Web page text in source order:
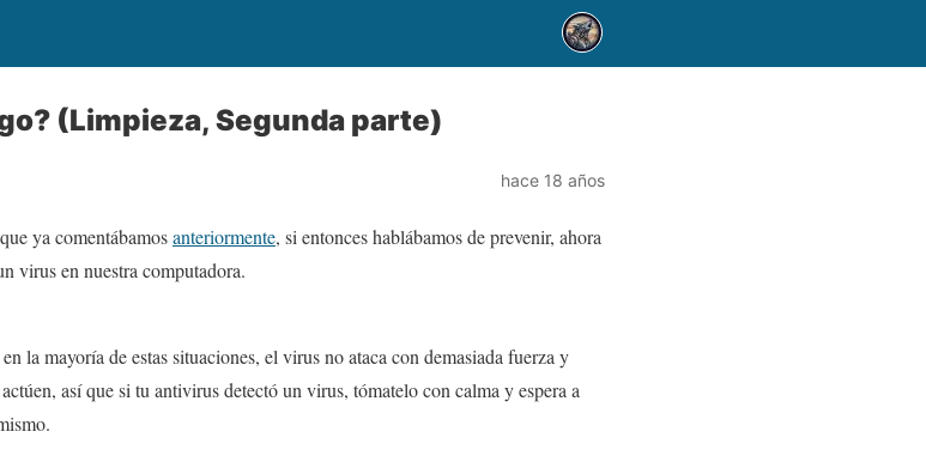
(Limpieza, Segunda parte)
hace 18 años
ya comentábamosanteriormente, si entonces hablábamos de prevenir, ahora
virus en nuestra computadora.
la mayoría de estas situaciones, el virus no ataca con demasiada fuerza y
así que si tu antivirus detectó un virus, tómatelo con calma y espera a